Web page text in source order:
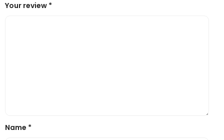
Your review *
Name *